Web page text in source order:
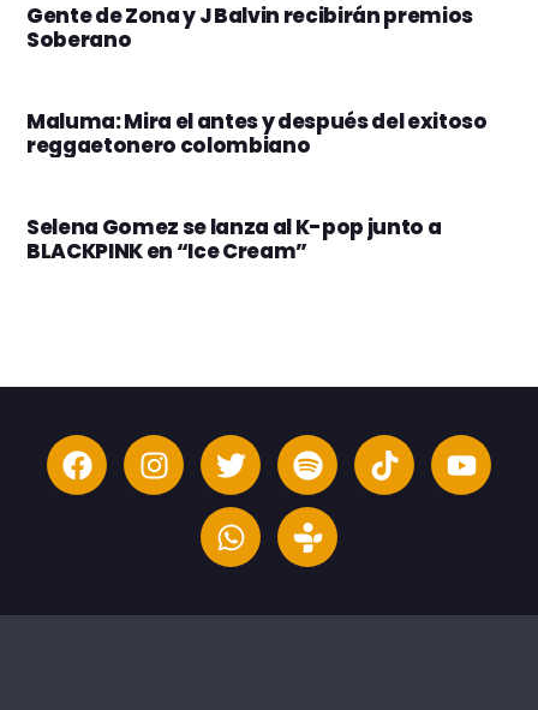
Gente de Zona y J Balvin recibirán premios
Soberano
Maluma: Mira el antes y después del exitoso
reggaetonero colombiano
Selena Gomez se lanza al K-pop junto a
BLACKPINK en “Ice Cream”